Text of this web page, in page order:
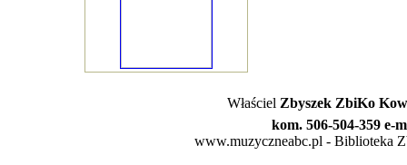
Właściel Zbyszek ZbiKo
kom. 506-504-359 e-
www.muzyczneabc.pl - Biblioteka